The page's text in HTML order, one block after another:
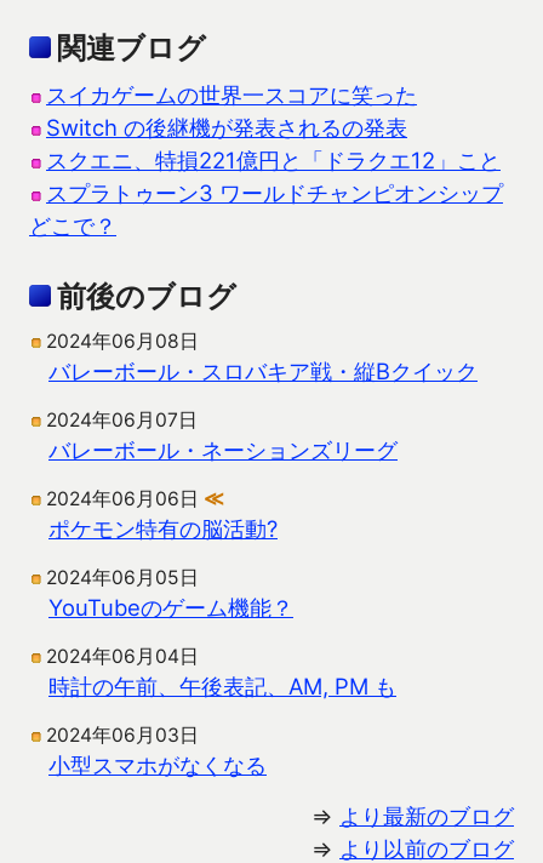
関連ブログ
スイカゲームの世界一スコアに笑った
Switch の後継機が発表されるの発表
スクエニ、特損221億円と「ドラクエ12」こと
スプラトゥーン3 ワールドチャンピオンシップ
どこで？
前後のブログ
2024年06月08日
バレーボール・スロバキア戦・縦Bクイック
2024年06月07日
バレーボール・ネーションズリーグ
2024年06月06日 ≪
ポケモン特有の脳活動?
2024年06月05日
YouTubeのゲーム機能？
2024年06月04日
時計の午前、午後表記、AM, PM も
2024年06月03日
小型スマホがなくなる
⇒ より最新のブログ
⇒ より以前のブログ